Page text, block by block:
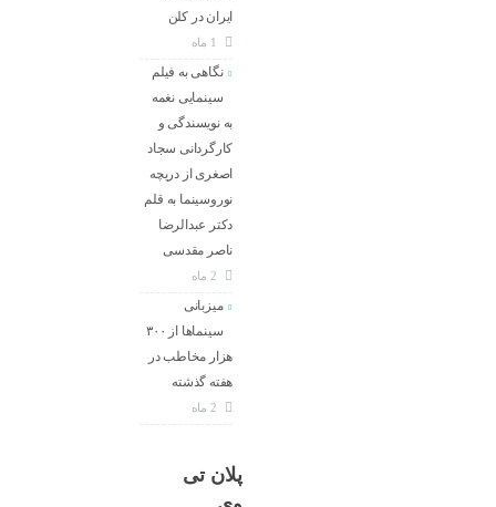
ایران در کلن
نگاهی به فیلم
سینمایی نغمه
به نویسندگی و
کارگردانی سجاد
اصغری از دریچه
نوروسینما به قلم
دکتر عبدالرضا
ناصر مقدسی
میزبانی
سینماها از ۳۰۰
هزار مخاطب در
هفته گذشته
پلان تی